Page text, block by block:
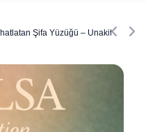
Şifa Yüzüğü – Unakit Taşı